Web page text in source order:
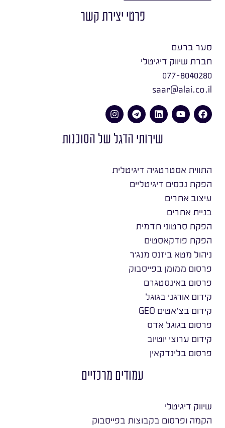
פרטי יצירת קשר
סער ברעם
חברת שיווק דיגיטלי
077-8040280
saar@alai.co.il
שירותי הדגל של הסוכנות
התווית אסטרטגיה דיגיטלית
הפקת נכסים דיגיטליים
עיצוב אתרים
בניית אתרים
הפקת סרטוני תדמית
הפקת פודקאסטים
ניהול מטא ביזנס מנג׳ר
פרסום ממומן בפייסבוק
פרסום באינסטגרם
קידום אורגני בגוגל
קידום בצ׳אטים GEO
פרסום בגוגל אדס
קידום ערוצי יוטיוב
פרסום בלינדקאין
עמודים מרכזיים
שיווק דיגיטלי
הקמה ופרסום בקבוצות בפייסבוק